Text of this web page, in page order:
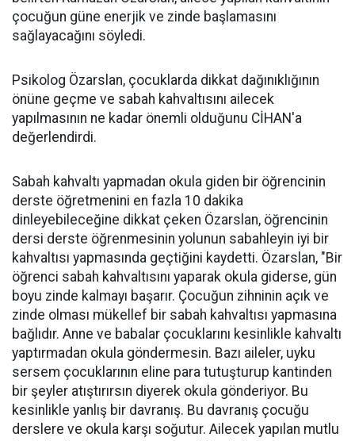
çocuğun güne enerjik ve zinde başlamasını
sağlayacağını söyledi.
Psikolog Özarslan, çocuklarda dikkat dağınıklığının
önüne geçme ve sabah kahvaltısını ailecek
yapılmasının ne kadar önemli olduğunu CİHAN'a
değerlendirdi.
Sabah kahvaltı yapmadan okula giden bir öğrencinin
derste öğretmenini en fazla 10 dakika
dinleyebileceğine dikkat çeken Özarslan, öğrencinin
dersi derste öğrenmesinin yolunun sabahleyin iyi bir
kahvaltısı yapmasında geçtiğini kaydetti. Özarslan, "Bir
öğrenci sabah kahvaltısını yaparak okula giderse, gün
boyu zinde kalmayı başarır. Çocuğun zihninin açık ve
zinde olması mükellef bir sabah kahvaltısı yapmasına
bağlıdır. Anne ve babalar çocuklarını kesinlikle kahvaltı
yaptırmadan okula göndermesin. Bazı aileler, uyku
sersem çocuklarının eline para tutuşturup kantinden
bir şeyler atıştırırsın diyerek okula gönderiyor. Bu
kesinlikle yanlış bir davranış. Bu davranış çocuğu
derslere ve okula karşı soğutur. Ailecek yapılan mutlu